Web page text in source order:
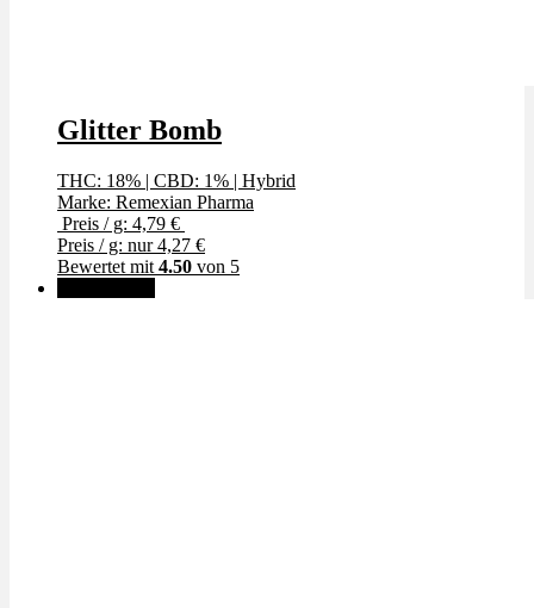
Glitter Bomb
THC: 18% | CBD: 1% | Hybrid
Marke: Remexian Pharma
Preis / g: 4,79 €
Preis / g: nur 4,27 €
Bewertet mit 4.50 von 5